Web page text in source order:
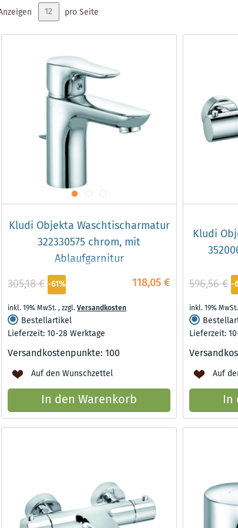
pro Seite
Kludi Objekta Waschtischarmatur
322330575 chrom, mit
Ablaufgarnitur
118,05 €
305,18 € -61%
inkl. 19% MwSt.,zzgl.Versandkosten
Bestellartikel
Lieferzeit: 10-28 Werktage
Versandkostenpunkte: 100
Auf den Wunschzettel
In den Warenkorb
Kludi
596,56 € -
inkl. 19% MwSt.
Lieferzeit:
Auf
In